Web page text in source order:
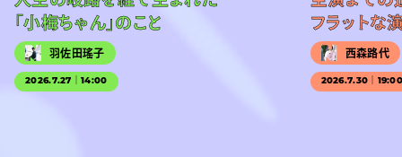
「小梅ちゃん」のこと
羽佐田瑤子
2026.7.27｜14:00
フラットな
西森路代
2026.7.30｜